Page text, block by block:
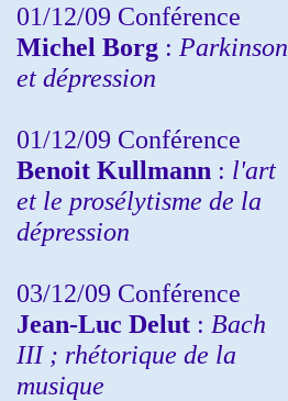
01/12/09 Conférence
Michel Borg : Parkinson
et dépression
01/12/09 Conférence
Benoit Kullmann : l'art
et le prosélytisme de la
dépression
03/12/09 Conférence
Jean-Luc Delut : Bach
III ; rhétorique de la
musique